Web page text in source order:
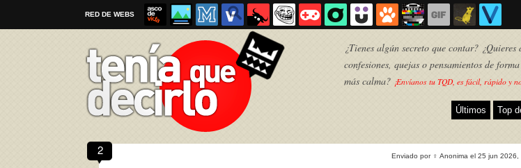
RED DE WEBS
¿Tienes algún secreto que contar?
confesiones, quejas o pensamientos de
más calma? ¡Envíanos tu TQD, es fácil, rápido y
Últimos Top
2 Enviado por ♀ Anonima el 25 jun 2026,